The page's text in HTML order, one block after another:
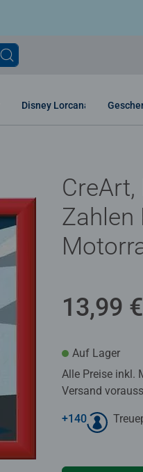
Disney Lorcana
Zahlen
13,99 €
Auf Lager
Alle Preise inkl.
Versand
+140